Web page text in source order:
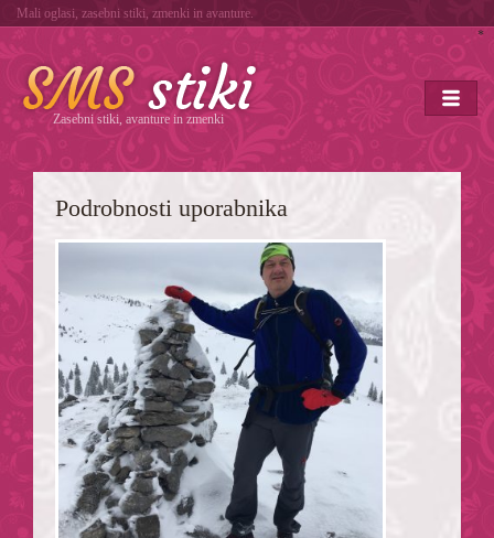
Mali oglasi, zasebni stiki, zmenki in avanture.
Zasebni stiki, avanture in zmenki
Podrobnosti uporabnika
*